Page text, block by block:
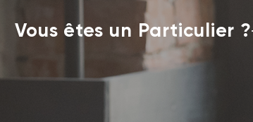
Vous êtes un Particulier ?